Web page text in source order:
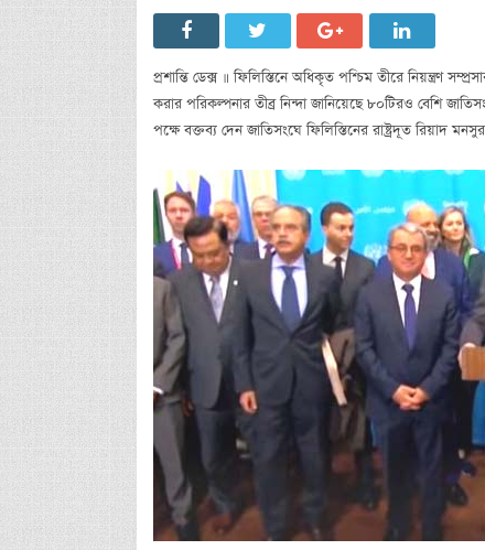
প্রশান্তি ডেক্স ॥ ফিলিস্তিনে অধিকৃত পশ্চিম তীরে নিয়ন্ত্রণ
করার পরিকল্পনার তীব্র নিন্দা জানিয়েছে ৮০টিরও বেশি
পক্ষে বক্তব্য দেন জাতিসংঘে ফিলিস্তিনের রাষ্ট্রদূত রিয়াদ